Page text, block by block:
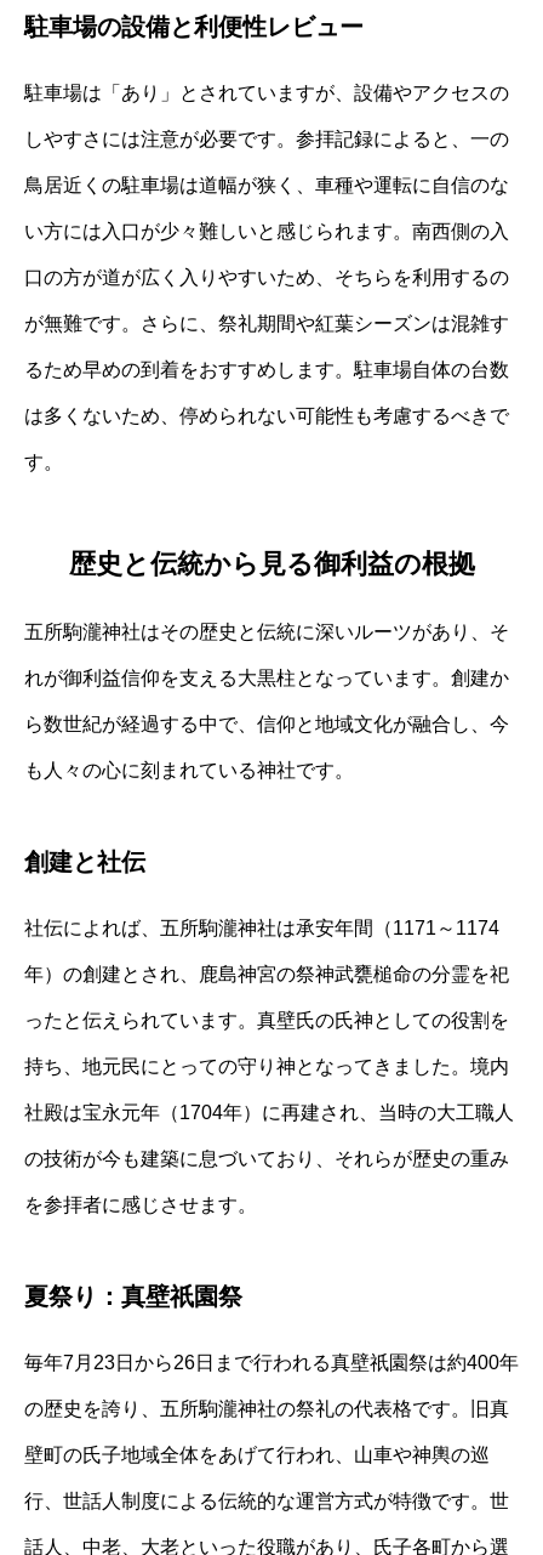
駐車場の設備と利便性レビュー
駐車場は「あり」とされていますが、設備やアクセスの
しやすさには注意が必要です。参拝記録によると、一の
鳥居近くの駐車場は道幅が狭く、車種や運転に自信のな
い方には入口が少々難しいと感じられます。南西側の入
口の方が道が広く入りやすいため、そちらを利用するの
が無難です。さらに、祭礼期間や紅葉シーズンは混雑す
るため早めの到着をおすすめします。駐車場自体の台数
は多くないため、停められない可能性も考慮するべきで
す。
歴史と伝統から見る御利益の根拠
五所駒瀧神社はその歴史と伝統に深いルーツがあり、そ
れが御利益信仰を支える大黒柱となっています。創建か
ら数世紀が経過する中で、信仰と地域文化が融合し、今
も人々の心に刻まれている神社です。
創建と社伝
社伝によれば、五所駒瀧神社は承安年間（1171～1174
年）の創建とされ、鹿島神宮の祭神武甕槌命の分霊を祀
ったと伝えられています。真壁氏の氏神としての役割を
持ち、地元民にとっての守り神となってきました。境内
社殿は宝永元年（1704年）に再建され、当時の大工職人
の技術が今も建築に息づいており、それらが歴史の重み
を参拝者に感じさせます。
夏祭り：真壁祇園祭
毎年7月23日から26日まで行われる真壁祇園祭は約400年
の歴史を誇り、五所駒瀧神社の祭礼の代表格です。旧真
壁町の氏子地域全体をあげて行われ、山車や神輿の巡
行、世話人制度による伝統的な運営方式が特徴です。世
話人、中老、大老といった役職があり、氏子各町から選